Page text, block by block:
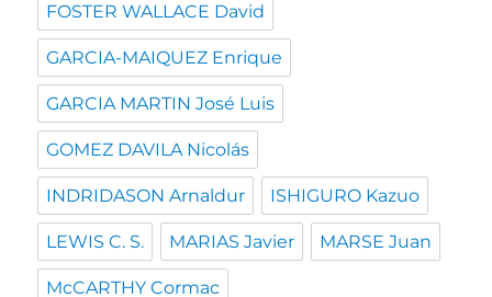
FOSTER WALLACE David
GARCIA-MAIQUEZ Enrique
GARCIA MARTIN José Luis
GOMEZ DAVILA Nicolás
INDRIDASON Arnaldur ISHIGURO Kazuo
LEWIS C. S. MARIAS Javier MARSE Juan
McCARTHY Cormac